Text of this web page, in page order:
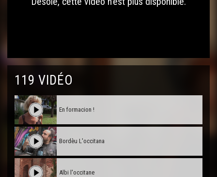
119 VIDÉO
En formacion !
Bordèu L'occitana
Albi l'occitane